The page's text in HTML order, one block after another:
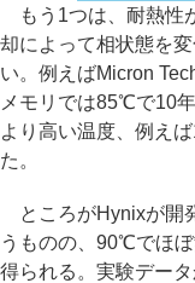
もう1つは、耐熱性
却によって相状態を
い。例えばMicron
メモリでは85℃で10
より高い温度、例え
た。
ところがHynixが開
うものの、90℃でほ
得られる。実験デー